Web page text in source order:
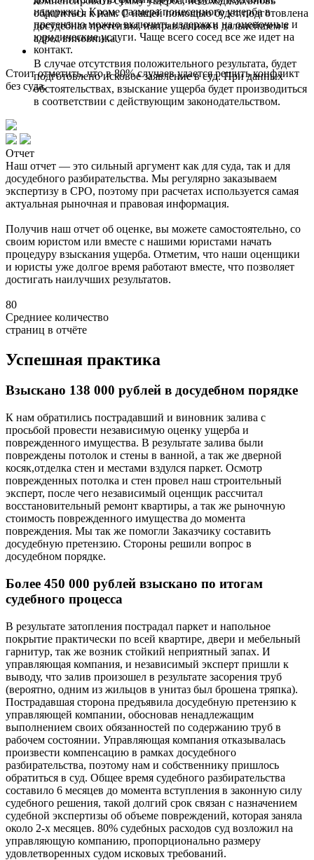
издержки). Кроме размера понесенного ущерба в
претензию можно включить издержки на оценочные и
юридические услуги. Чаще всего сосед все же идет на
контакт.
Стоит отметить, что в 80% случаев удается решить конфликт
без суда.
обратиться к нам. С нашей помощью будет подготовлена
досудебная претензия, направленная в дальнейшем в
адрес виновника.
В случае отсутствия положительного результата, будет
подготовлено исковое заявление в суд. При данных
обстоятельствах, взыскание ущерба будет производиться
в соответствии с действующим законодательством.
Отчет
Наш отчет — это сильный аргумент как для суда, так и для
досудебного разбирательства. Мы регулярно заказываем
экспертизу в СРО, поэтому при расчетах используется самая
актуальная рыночная и правовая информация.
Получив наш отчет об оценке, вы можете самостоятельно, со
своим юристом или вместе с нашими юристами начать
процедуру взыскания ущерба. Отметим, что наши оценщики
и юристы уже долгое время работают вместе, что позволяет
достигать наилучших результатов.
80
Средниее количество
страниц в отчёте
Успешная практика
Взыскано 138 000 рублей в досудебном порядке
К нам обратились пострадавший и виновник залива с
просьбой провести независимую оценку ущерба и
поврежденного имущества. В результате залива были
повреждены потолок и стены в ванной, а так же дверной
косяк,отделка стен и местами вздулся паркет. Осмотр
поврежденных потолка и стен провел наш строительный
эксперт, после чего независимый оценщик рассчитал
восстановительный ремонт квартиры, а так же рыночную
стоимость поврежденного имущества до момента
повреждения. Мы так же помогли Заказчику составить
досудебную претензию. Стороны решили вопрос в
досудебном порядке.
Более 450 000 рублей взыскано по итогам
судебного процесса
В результате затопления пострадал паркет и напольное
покрытие практически по всей квартире, двери и мебельный
гарнитур, так же возник стойкий неприятный запах. И
управляющая компания, и независимый эксперт пришли к
выводу, что залив произошел в результате засорения труб
(вероятно, одним из жильцов в унитаз был брошена тряпка).
Пострадавшая сторона предъявила досудебную претензию к
управляющей компании, обосновав ненадлежащим
выполнением своих обязанностей по содержанию труб в
рабочем состоянии. Управляющая компания отказывалась
произвести компенсацию в рамках досудебного
разбирательства, поэтому нам и собственнику пришлось
обратиться в суд. Общее время судебного разбирательства
составило 6 месяцев до момента вступления в законную силу
судебного решения, такой долгий срок связан с назначением
судебной экспертизы об объеме повреждений, которая заняла
около 2-х месяцев. 80% судебных расходов суд возложил на
управляющую компанию, пропорционально размеру
удовлетворенных судом исковых требований.